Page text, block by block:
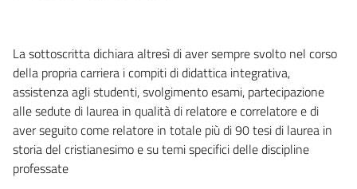
La sottoscritta dichiara altresì di aver sempre svolto nel corso
della propria carriera i compiti di didattica integrativa,
assistenza agli studenti, svolgimento esami, partecipazione
alle sedute di laurea in qualità di relatore e correlatore e di
aver seguito come relatore in totale più di 90 tesi di laurea in
storia del cristianesimo e su temi specifici delle discipline
professate